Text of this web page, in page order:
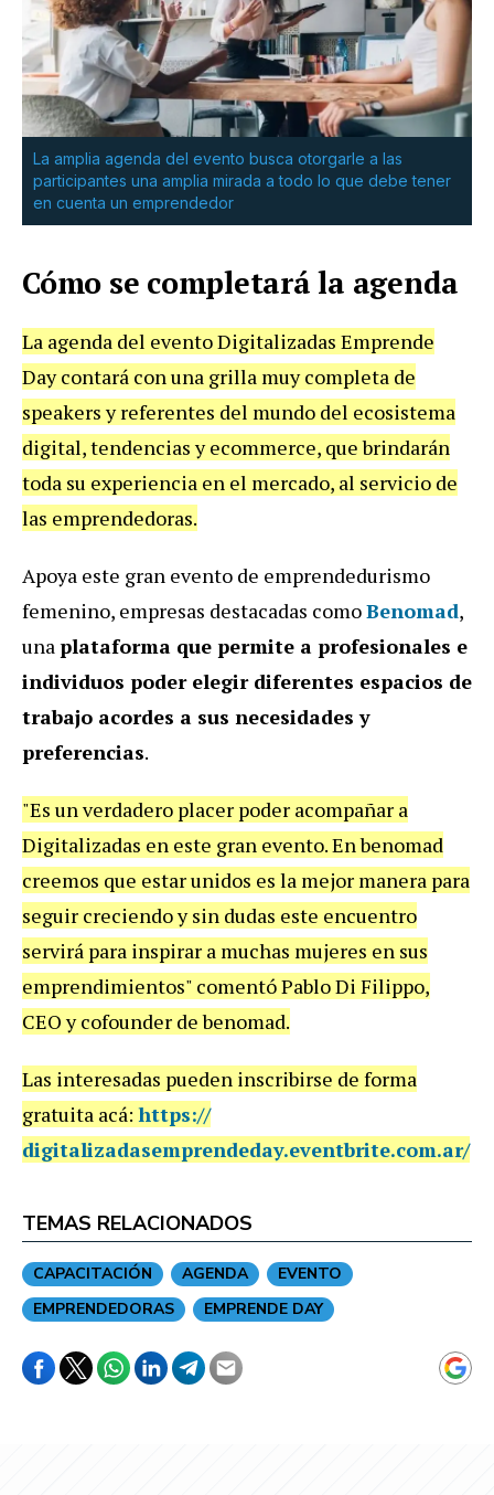
La amplia agenda del evento busca otorgarle a las
participantes una amplia mirada a todo lo que debe tener
en cuenta un emprendedor
Cómo se completará la agenda
La agenda del evento Digitalizadas Emprende
Day contará con una grilla muy completa de
speakers y referentes del mundo del ecosistema
digital, tendencias y ecommerce, que brindarán
toda su experiencia en el mercado, al servicio de
las emprendedoras.
Apoya este gran evento de emprendedurismo
femenino, empresas destacadas comoBenomad,
unaplataforma que permite a profesionales e
individuos poder elegir diferentes espacios de
trabajo acordes a sus necesidades y
preferencias.
"Es un verdadero placer poder acompañar a
Digitalizadas en este gran evento. En benomad
creemos que estar unidos es la mejor manera para
seguir creciendo y sin dudas este encuentro
servirá para inspirar a muchas mujeres en sus
emprendimientos" comentó Pablo Di Filippo,
CEO y cofounder de benomad.
Las interesadas pueden inscribirse de forma
gratuita acá: https://
digitalizadasemprendeday.eventbrite.com.ar/
TEMAS RELACIONADOS
CAPACITACIÓN AGENDA
EVENTO
EMPRENDEDORAS
EMPRENDE DAY